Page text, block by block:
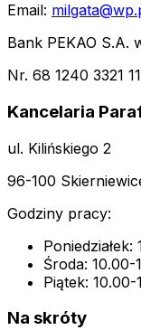
Email:
Bank PEKAO S.A.
Nr. 68 1240 3321
Kancelaria
ul. Kilińskiego 2
96-100
Godziny pracy:
Poniedziałek:
Środa: 10.00-
Piątek:
Na skróty